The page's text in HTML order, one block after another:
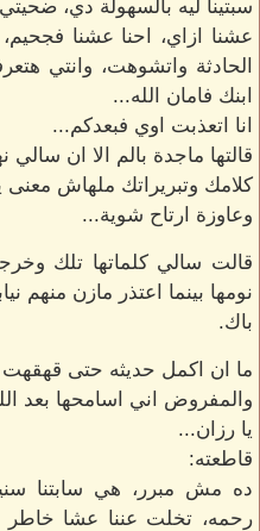
سبتينا ليه بالسهولة دي، ضحيتي
عشنا ازاي، احنا عشنا
الحادثة واتشوهت، وانتي
ابنك فامان الله...
انا اتعذبت اوي فبعدكم...
قالتها ماجدة بالم الا ان
كلامك وتبريراتك ملهاش معنى
وعاوزة ارتاح شوية...
قالت سالي كلماتها تلك
نومها بينما اعتذر مازن منهم
باك.
ما ان اكمل حديثه حتى
والمفروض اني اسامحها بعد
يا رزان...
قاطعته:
ده مش مبرر، هي سابتنا
رحمه، تخلت عننا عشا خاطر